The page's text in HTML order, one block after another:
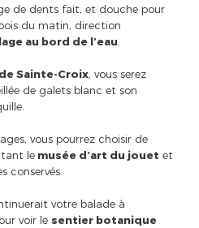
de dents fait, et douche pour
du matin, direction
au bord de l’eau
Sainte-Croix , vous serez
de galets blanc et son
vous pourrez choisir de
le musée d’art du jouet et
conservés.
votre balade à
voir le sentier botanique